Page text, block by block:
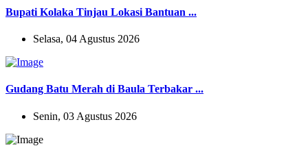
Bupati Kolaka Tinjau Lokasi Bantuan ...
Selasa, 04 Agustus 2026
Gudang Batu Merah di Baula Terbakar ...
Senin, 03 Agustus 2026